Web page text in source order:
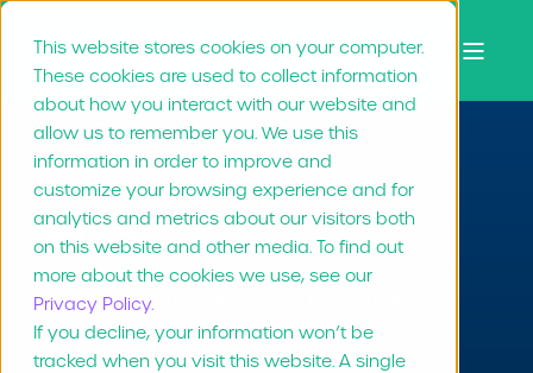
This website stores cookies on your computer.
These cookies are used to collect information
about how you interact with our website and
allow us to remember you. We use this
information in order to improve and
customize your browsing experience and for
analytics and metrics about our visitors both
on this website and other media. To find out
more about the cookies we use, see our
Privacy Policy.
If you decline, your information won’t be
tracked when you visit this website. A single
Blog
Inzichten op het gebied van lokale marketing
en branding.